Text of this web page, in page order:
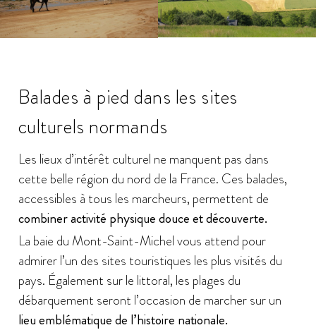
Balades à pied dans les sites
culturels normands
Les lieux d’intérêt culturel ne manquent pas dans
cette belle région du nord de la France. Ces balades,
accessibles à tous les marcheurs, permettent de
combiner activité physique douce et découverte.
La baie du Mont-Saint-Michel vous attend pour
admirer l’un des sites touristiques les plus visités du
pays. Également sur le littoral, les plages du
débarquement seront l’occasion de marcher sur un
lieu emblématique de l’histoire nationale.